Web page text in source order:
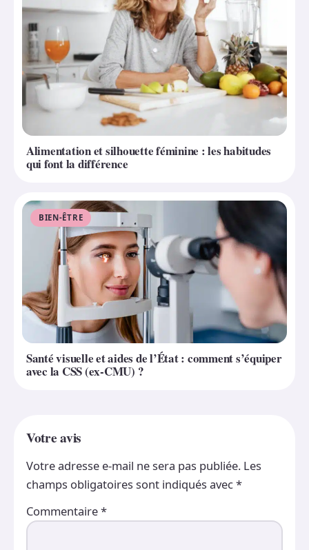
Alimentation et silhouette féminine : les habitudes
qui font la différence
BIEN-ÊTRE
Santé visuelle et aides de l’État : comment s’équiper
avec la CSS (ex-CMU) ?
Votre avis
Votre adresse e-mail ne sera pas publiée. Les
champs obligatoires sont indiqués avec*
Commentaire*